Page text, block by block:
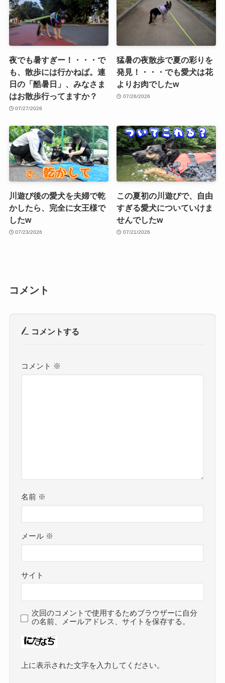
夜でも暑すぎー！・・・で
も、散歩には行かねば。連
日の「酷暑日」、みなさま
はお散歩行ってますか？
07/27/2026
猛暑の夜散歩で夏の彩りを
発見！・・・でも愛犬は花
よりお肉でしたw
07/26/2026
川遊び後の愛犬を夫婦で乾
かしたら、完全に女王様で
したw
07/23/2026
この夏初の川遊びで、自由
すぎる愛犬についていけま
せんでしたw
07/21/2026
コメント
コメントする
コメント ※
名前 ※
メール ※
サイト
次回のコメントで使用するためブラウザーに自分
の名前、メールアドレス、サイトを保存する。
上に表示された文字を入力してください。